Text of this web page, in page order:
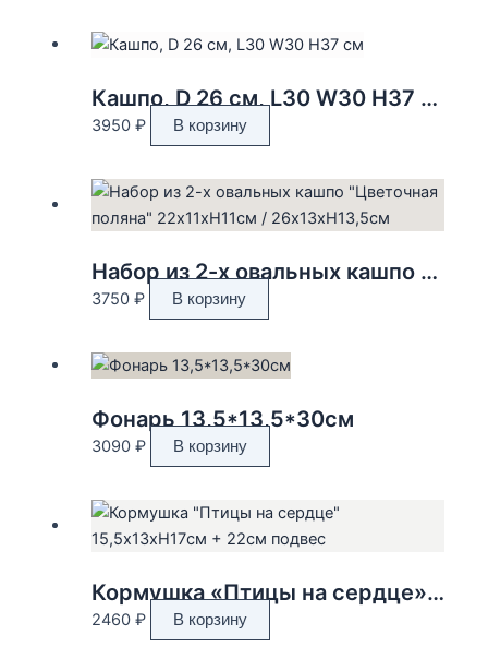
Кашпо, D 26 см, L30 W30 H37 см
3950 ₽ В корзину
Набор из 2-х овальных кашпо «Цветочная поляна» 22x11xH11см / 26x13xH13,5см
3750 ₽ В корзину
Фонарь 13,5*13,5*30см
3090 ₽ В корзину
Кормушка «Птицы на сердце» 15,5x13xH17см + 22см подвес
2460 ₽ В корзину